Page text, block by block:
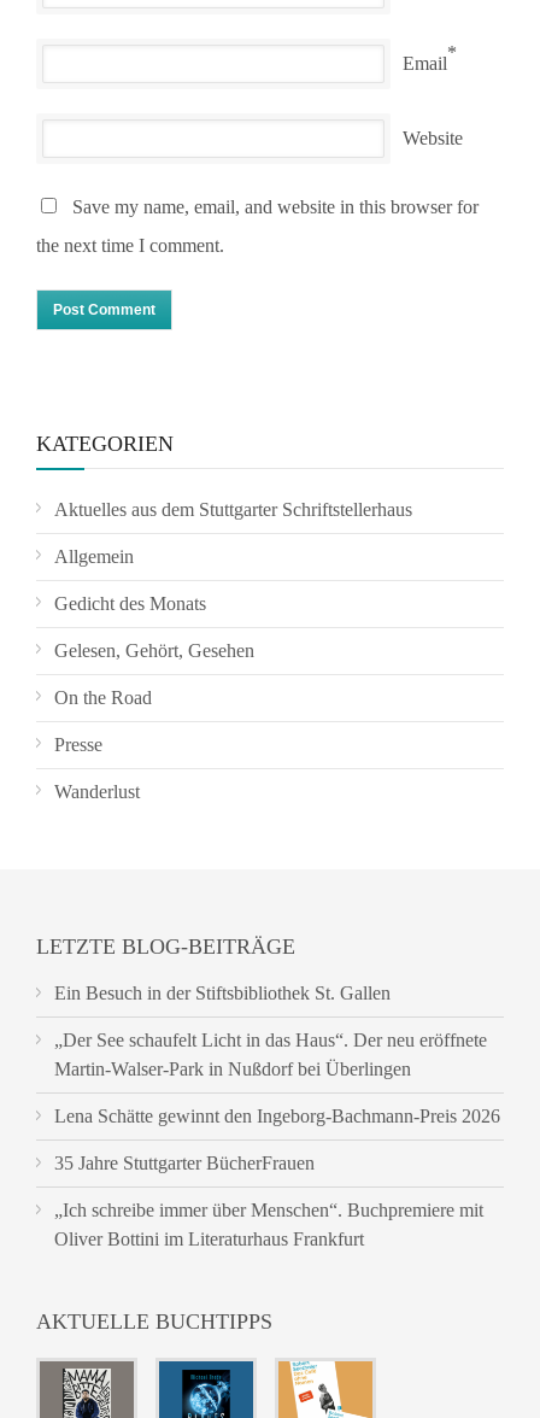
Email
*
Website
Save my name, email, and website in this browser for
the next time I comment.
KATEGORIEN
Aktuelles aus dem Stuttgarter Schriftstellerhaus
Allgemein
Gedicht des Monats
Gelesen, Gehört, Gesehen
On the Road
Presse
Wanderlust
LETZTE BLOG-BEITRÄGE
Ein Besuch in der Stiftsbibliothek St. Gallen
„Der See schaufelt Licht in das Haus“. Der neu eröffnete
Martin-Walser-Park in Nußdorf bei Überlingen
Lena Schätte gewinnt den Ingeborg-Bachmann-Preis 2026
35 Jahre Stuttgarter BücherFrauen
„Ich schreibe immer über Menschen“. Buchpremiere mit
Oliver Bottini im Literaturhaus Frankfurt
AKTUELLE BUCHTIPPS